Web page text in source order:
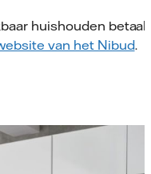
huishouden betaalt
van het Nibud.